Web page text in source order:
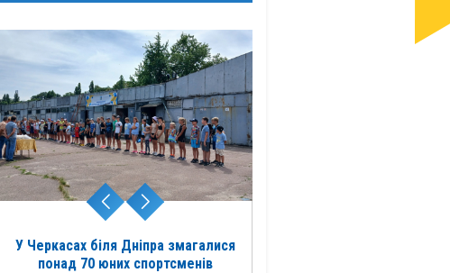
У Черкасах біля Дніпра змагалися
понад 70 юних спортсменів